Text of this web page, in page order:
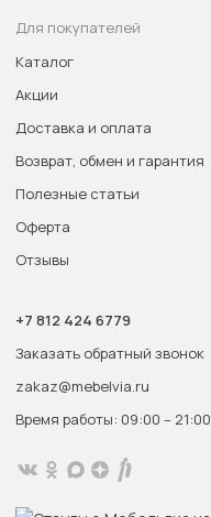
Для покупателей
Каталог
Акции
Доставка и оплата
Возврат, обмен и гарантия
Полезные статьи
Оферта
Отзывы
+7 812 424 6779
Заказать обратный звонок
zakaz@mebelvia.ru
Время работы: 09:00 – 21:00